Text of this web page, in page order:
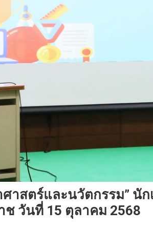
าสตร์และนวัตกรรม” นั
ช วันที่ 15 ตุลาคม 2568